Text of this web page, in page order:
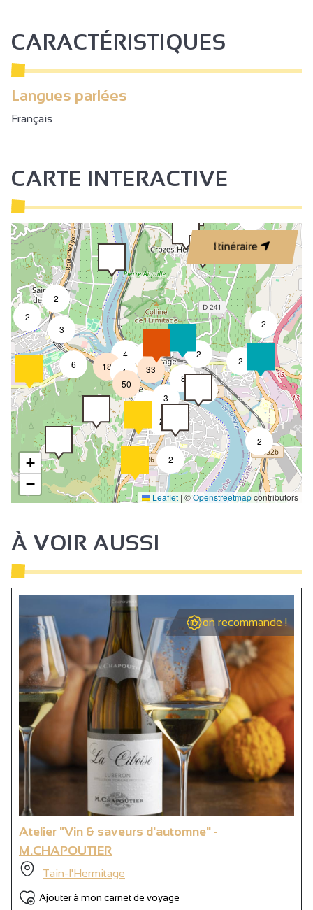
CARACTÉRISTIQUES
Langues parlées
Français
CARTE INTERACTIVE
Itinéraire
2
2
2
2
2
2
2
8
2
3
6
4
4
18
7
2
3
50
33
+
−
Leaflet | ©Openstreetmapcontributors
À VOIR AUSSI
on recommande !
Atelier "Vin & saveurs d'automne" -
M.CHAPOUTIER
Tain-l'Hermitage
Ajouter à mon carnet de voyage